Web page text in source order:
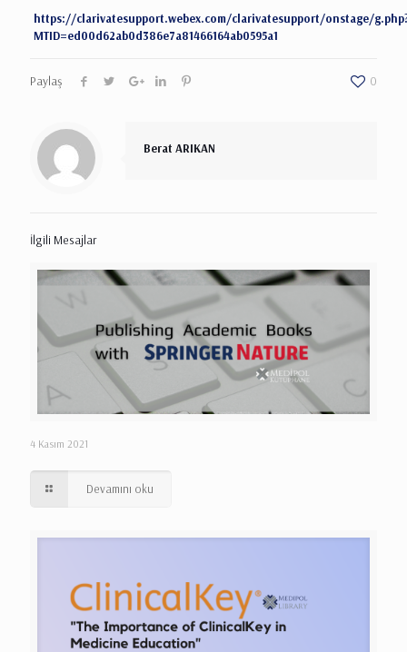
https://clarivatesupport.webex.com/clarivatesupport/onstage/
MTID=ed00d62ab0d386e7a81466164ab0595a1
Paylaş 0
Berat ARIKAN
İlgili Mesajlar
4 Kasım 2021
Devamını oku